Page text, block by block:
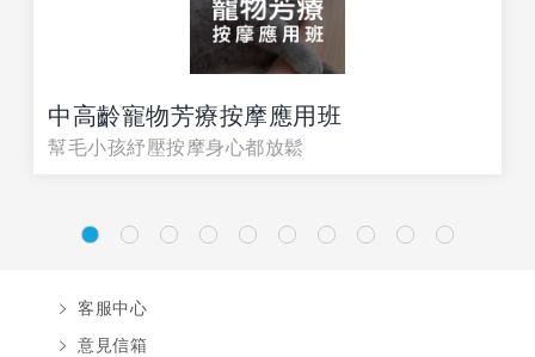
中高齡寵物芳療按摩應用班
幫毛小孩紓壓按摩身心都放鬆
客服中心
意見信箱